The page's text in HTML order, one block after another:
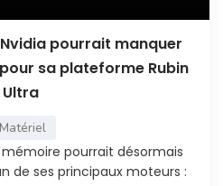
pourrait manquer
sa plateforme Rubin
Ultra
Matériel
pourrait désormais
de ses principaux moteurs :